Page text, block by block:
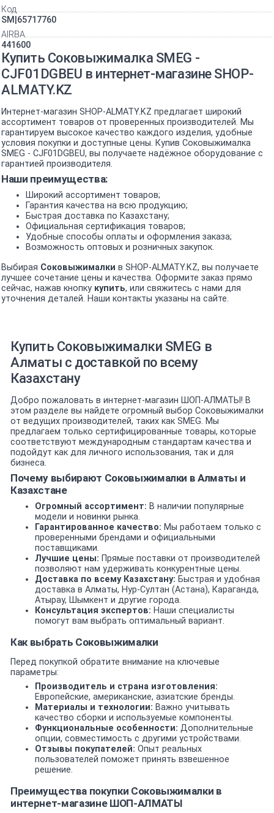
Код
SM|65717760
AIRBA
441600
Купить Соковыжималка SMEG -
CJF01DGBEU в интернет-магазине SHOP-
ALMATY.KZ
Интернет-магазин SHOP-ALMATY.KZ предлагает широкий
ассортимент товаров от проверенных производителей. Мы
гарантируем высокое качество каждого изделия, удобные
условия покупки и доступные цены. Купив Соковыжималка
SMEG - CJF01DGBEU, вы получаете надёжное оборудование с
гарантией производителя.
Наши преимущества:
Широкий ассортимент товаров;
Гарантия качества на всю продукцию;
Быстрая доставка по Казахстану;
Официальная сертификация товаров;
Удобные способы оплаты и оформления заказа;
Возможность оптовых и розничных закупок.
Выбирая Соковыжималки в SHOP-ALMATY.KZ, вы получаете
лучшее сочетание цены и качества. Оформите заказ прямо
сейчас, нажав кнопку купить, или свяжитесь с нами для
уточнения деталей. Наши контакты указаны на сайте.
Купить Соковыжималки SMEG в
Алматы с доставкой по всему
Казахстану
Добро пожаловать в интернет-магазин ШОП-АЛМАТЫ! В
этом разделе вы найдете огромный выбор Соковыжималки
от ведущих производителей, таких как SMEG. Мы
предлагаем только сертифицированные товары, которые
соответствуют международным стандартам качества и
подойдут как для личного использования, так и для
бизнеса.
Почему выбирают Соковыжималки в Алматы и
Казахстане
Огромный ассортимент: В наличии популярные
модели и новинки рынка.
Гарантированное качество: Мы работаем только с
проверенными брендами и официальными
поставщиками.
Лучшие цены: Прямые поставки от производителей
позволяют нам удерживать конкурентные цены.
Доставка по всему Казахстану: Быстрая и удобная
доставка в Алматы, Нур-Султан (Астана), Караганда,
Атырау, Шымкент и другие города.
Консультация экспертов: Наши специалисты
помогут вам выбрать оптимальный вариант.
Как выбрать Соковыжималки
Перед покупкой обратите внимание на ключевые
параметры:
Производитель и страна изготовления:
Европейские, американские, азиатские бренды.
Материалы и технологии: Важно учитывать
качество сборки и используемые компоненты.
Функциональные особенности: Дополнительные
опции, совместимость с другими устройствами.
Отзывы покупателей: Опыт реальных
пользователей поможет принять взвешенное
решение.
Преимущества покупки Соковыжималки в
интернет-магазине ШОП-АЛМАТЫ